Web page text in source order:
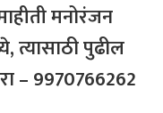
मनोरंजन
त्यासाठीपुढील
– 9970766262